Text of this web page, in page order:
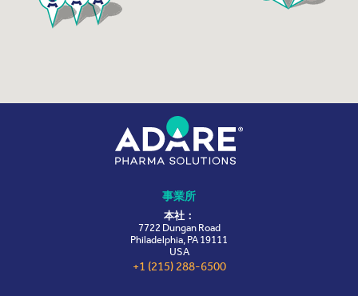
事業所
本社：
7722 Dungan Road
Philadelphia, PA 19111
USA
+1 (215) 288-6500